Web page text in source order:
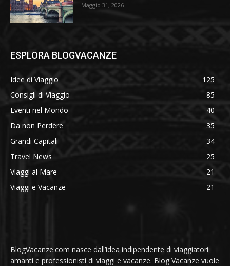
Maggio 31, 2026
ESPLORA BLOGVACANZE
Idee di Viaggio
125
Consigli di Viaggio
85
Eventi nel Mondo
40
Da non Perdere
35
Grandi Capitali
34
Travel News
25
Viaggi al Mare
21
Viaggi e Vacanze
21
BlogVacanze.com nasce dall’idea indipendente di viaggiatori
amanti e professionisti di viaggi e vacanze. Blog Vacanze vuole